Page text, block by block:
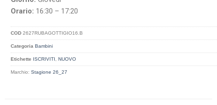
Orario: 16:30 – 17:20
COD2627RUBAGOTTIGIO16.B
Categoria Bambini
Etichette ISCRIVITI ,NUOVO
Marchio:Stagione 26_27